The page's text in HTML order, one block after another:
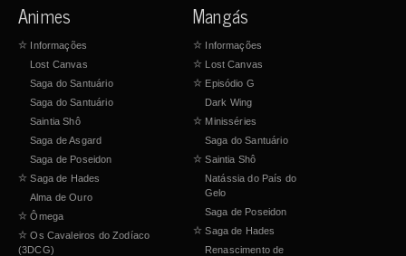
Animes
☆ Informações
Lost Canvas
Saga do Santuário
Saga do Santuário
Saintia Shô
Saga de Asgard
Saga de Poseidon
☆ Saga de Hades
Alma de Ouro
☆ Ômega
☆ Os Cavaleiros do Zodíaco
(3DCG)
Mangás
☆ Informações
☆ Lost Canvas
☆ Episódio G
Dark Wing
☆ Minisséries
Saga do Santuário
☆ Saintia Shô
Natássia do País do
Gelo
Saga de Poseidon
☆ Saga de Hades
Renascimento de